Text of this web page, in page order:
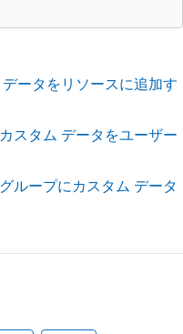
ータをリソースに追加す
スタム データをユーザー
ループにカスタム データ